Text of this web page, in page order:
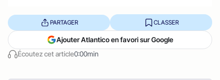
Écoutez cet article0:00min
PARTAGER CLASSER
Ajouter Atlantico en favori sur Google